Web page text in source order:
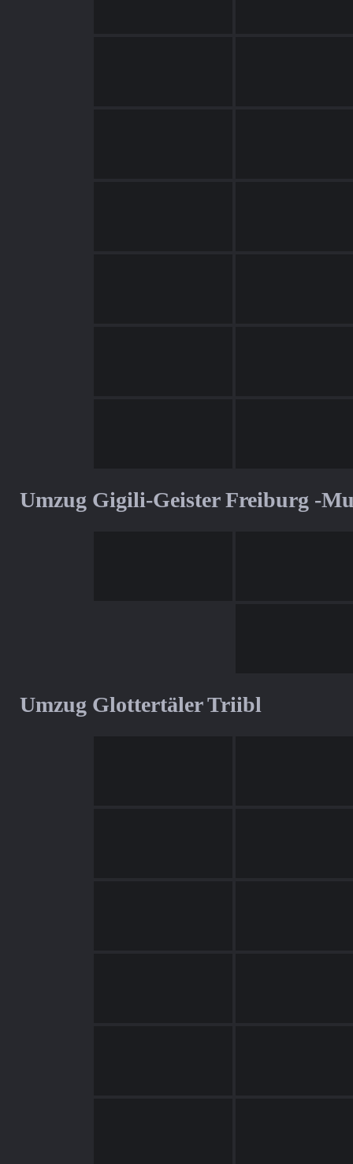
Umzug Gigili-Geister Freiburg -
Umzug Glottertäler Triibl